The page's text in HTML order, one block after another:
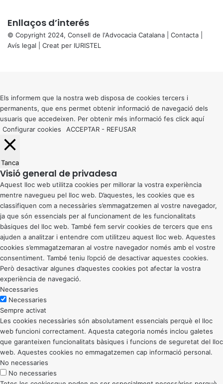
Enllaços d’interés
© Copyright 2024, Consell de l'Advocacia Catalana | Contacta
Avís legal | Creat per IURISTEL
button
Els informem que la nostra web disposa de cookies tercers i
permanents, que ens permet obtenir informació de navegació dels
usuaris que accedeixen. Per obtenir més informació fes click aquí
Configurar cookies
ACCEPTAR - REFUSAR
Tanca
Visió general de privadesa
Aquest lloc web utilitza cookies per millorar la vostra experiència
mentre navegueu pel lloc web. D’aquestes, les cookies que es
classifiquen com a necessàries s’emmagatzemen al vostre navegador,
ja que són essencials per al funcionament de les funcionalitats
bàsiques del lloc web. També fem servir cookies de tercers que ens
ajuden a analitzar i entendre com utilitzeu aquest lloc web. Aquestes
cookies s’emmagatzemaran al vostre navegador només amb el vostre
consentiment. També teniu l’opció de desactivar aquestes cookies.
Però desactivar algunes d’aquestes cookies pot afectar la vostra
experiència de navegació.
Necessaries
Necessaries
Sempre activat
Les cookies necessàries són absolutament essencials perquè el lloc
web funcioni correctament. Aquesta categoria només inclou galetes
que garanteixen funcionalitats bàsiques i funcions de seguretat del lloc
web. Aquestes cookies no emmagatzemen cap informació personal.
No necessaries
No necessaries